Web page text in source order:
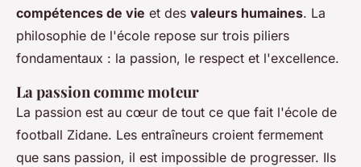
compétences de vie et des valeurs humaines. La
philosophie de l'école repose sur trois piliers
fondamentaux : la passion, le respect et l'excellence.
La passion comme moteur
La passion est au cœur de tout ce que fait l'école de
football Zidane. Les entraîneurs croient fermement
que sans passion, il est impossible de progresser. Ils